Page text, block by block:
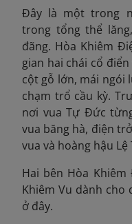
Đây là một trong
trong tổng thể
đãng. Hòa Khiêm
gian hai chái cổ
cột gỗ lớn, mái ngói
chạm trổ cầu kỳ.
nơi vua Tự Đức
vua băng hà, điện
vua và hoàng hậu Lệ
Hai bên Hòa Khiêm
Khiêm Vu dành cho
ở đây.